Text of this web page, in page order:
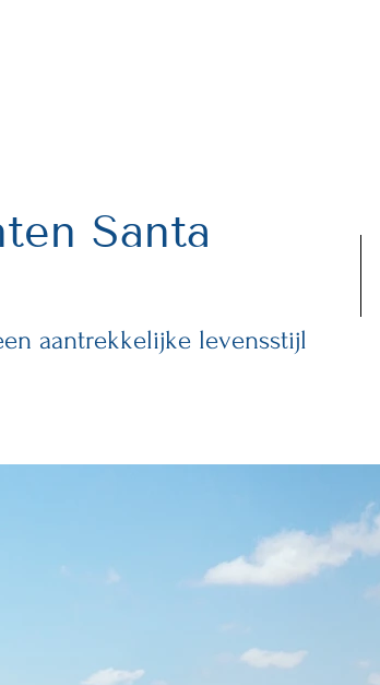
Santa
aantrekkelijke levensstijl